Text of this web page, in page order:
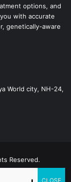
options, and
with accurate
genetically-aware
World city, NH-24,
Reserved.